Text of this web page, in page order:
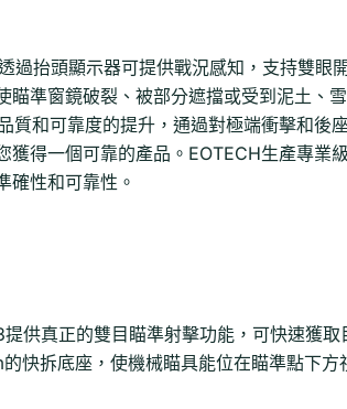
過抬頭顯示器可提供戰況感知，支持雙眼
準窗鏡破裂、被部分遮擋或受到泥土、雪
質和可靠度的提升，通過對極端衝擊和後
獲得一個可靠的產品。EOTECH生產專業
確性和可靠性。
供真正的雙目瞄準射擊功能，可快速獲取
快拆底座，使機械瞄具能位在瞄準點下方